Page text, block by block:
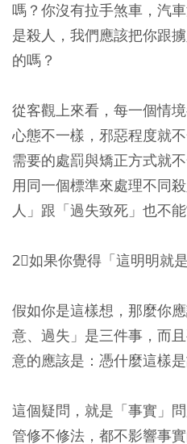
嗎？你沒有拉手煞車，汽
是殺人，我們應該把你跟
的嗎？
從客觀上來看，每一個情
心態不一樣，邪惡程度就
需要的處罰與矯正方式就
用同一個標準來處理不同
人」跟「過失致死」也不能
2⃣如果你覺得「這明明就
假如你是這樣想，那麼你
意、過失」是三件事，而
意的應該是：憑什麼這樣
這個疑問，就是「事實」
管修不修法，都不影響事實